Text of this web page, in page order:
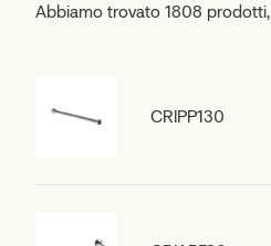
Abbiamo trovato 1808 prodotti,
CRIPP130